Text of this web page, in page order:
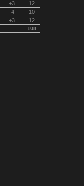
+3
12
-4
10
+3
12
108